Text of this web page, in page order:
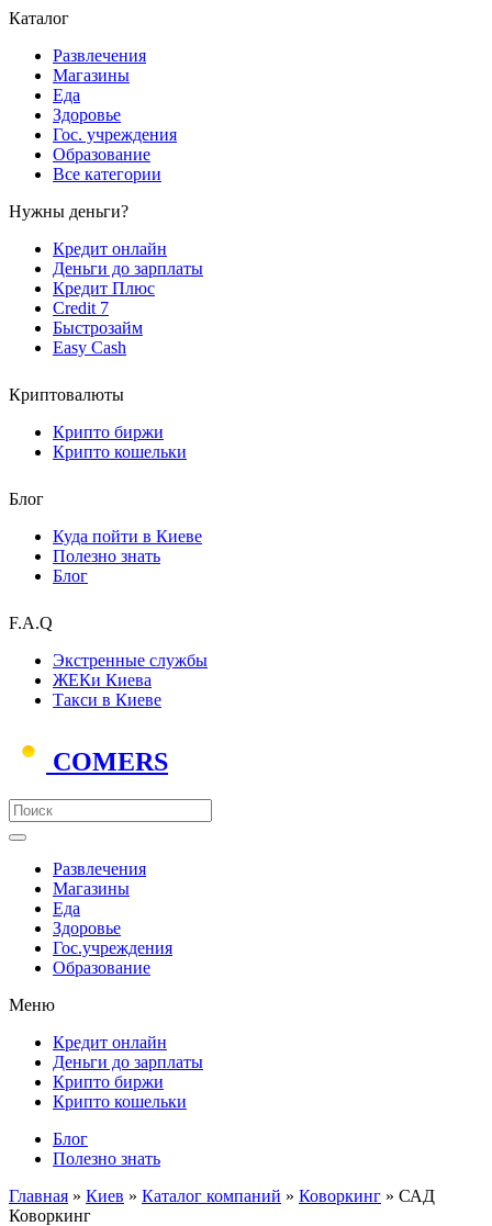
Каталог
Развлечения
Магазины
Еда
Здоровье
Гос. учреждения
Образование
Все категории
Нужны деньги?
Кредит онлайн
Деньги до зарплаты
Кредит Плюс
Credit 7
Быстрозайм
Easy Cash
Криптовалюты
Крипто биржи
Крипто кошельки
Блог
Куда пойти в Киеве
Полезно знать
Блог
F.A.Q
Экстренные службы
ЖЕКи Киева
Такси в Киеве
COMERS
Развлечения
Магазины
Еда
Здоровье
Гос.учреждения
Образование
Меню
Кредит онлайн
Деньги до зарплаты
Крипто биржи
Крипто кошельки
Блог
Полезно знать
Главная » Киев » Каталог компаний » Коворкинг » САД
Коворкинг